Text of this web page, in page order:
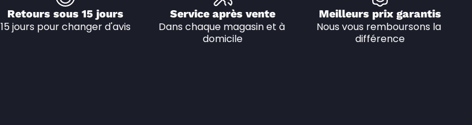
Retours sous 15 jours
15 jours pour changer d'avis
Service après vente
Dans chaque magasin et à
domicile
Meilleurs prix garantis
Nous vous remboursons la
différence